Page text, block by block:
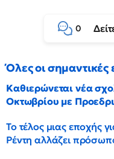
0
Όλες οι σημαντικές
Καθιερώνεται νέα
Οκτωβρίου με
Το τέλος μιας εποχής
Ρέντη αλλάζει